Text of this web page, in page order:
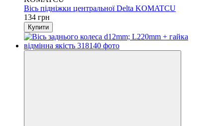
Вісь підніжки центральної Delta KOMATCU
134 грн
Купити